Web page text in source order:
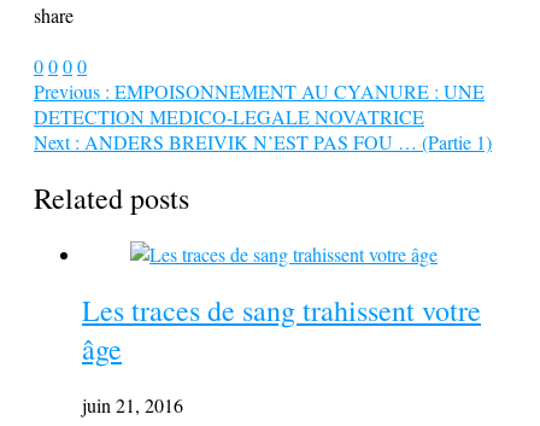
share
0000
Previous : EMPOISONNEMENT AU CYANURE : UNE
DETECTION MEDICO-LEGALE NOVATRICE
Next : ANDERS BREIVIK N’EST PAS FOU … (Partie 1)
Related posts
Les traces de sang trahissent votre
âge
juin 21, 2016